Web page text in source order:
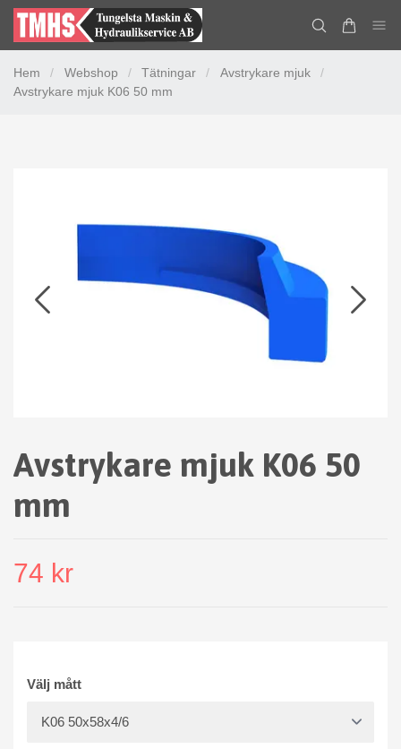
Hem / Webshop / Tätningar / Avstrykare mjuk
/
Avstrykare mjuk K06 50 mm
Avstrykare mjuk K06 50
mm
74 kr
Välj mått